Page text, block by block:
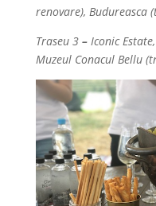
renovare), Budureasca
Traseu 3 – Iconic
Muzeul Conacul Bellu